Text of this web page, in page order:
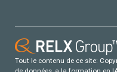
Tout le contenu de ce site: